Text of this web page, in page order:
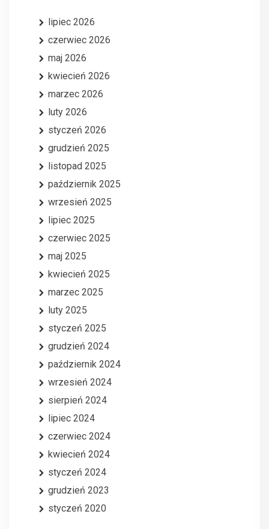
lipiec 2026
czerwiec 2026
maj 2026
kwiecień 2026
marzec 2026
luty 2026
styczeń 2026
grudzień 2025
listopad 2025
październik 2025
wrzesień 2025
lipiec 2025
czerwiec 2025
maj 2025
kwiecień 2025
marzec 2025
luty 2025
styczeń 2025
grudzień 2024
październik 2024
wrzesień 2024
sierpień 2024
lipiec 2024
czerwiec 2024
kwiecień 2024
styczeń 2024
grudzień 2023
styczeń 2020